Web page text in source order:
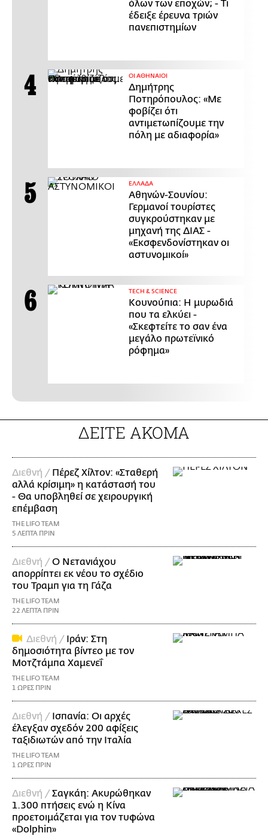
όλων των εποχών; - Τι
έδειξε έρευνα τριών
πανεπιστημίων
ΟΙ ΑΘΗΝΑΙΟΙ
Δημήτρης
Ποτηρόπουλος: «Με
φοβίζει ότι
αντιμετωπίζουμε την
πόλη με αδιαφορία»
ΕΛΛΑΔΑ
Αθηνών-Σουνίου:
Γερμανοί τουρίστες
συγκρούστηκαν με
μηχανή της ΔΙΑΣ -
«Εκσφενδονίστηκαν οι
αστυνομικοί»
ΤECH & SCIENCE
Κουνούπια: Η μυρωδιά
που τα ελκύει -
«Σκεφτείτε το σαν ένα
μεγάλο πρωτεϊνικό
ρόφημα»
ΔΕΙΤΕ ΑΚΟΜΑ
Διεθνή / Πέρεζ Χίλτον: «Σταθερή
αλλά κρίσιμη» η κατάστασή του
- Θα υποβληθεί σε χειρουργική
επέμβαση
THE LIFO TEAM
5 ΛΕΠΤΑ ΠΡΙΝ
Διεθνή / Ο Νετανιάχου
απορρίπτει εκ νέου το σχέδιο
του Τραμπ για τη Γάζα
THE LIFO TEAM
22 ΛΕΠΤΑ ΠΡΙΝ
Διεθνή / Ιράν: Στη
δημοσιότητα βίντεο με τον
Μοτζτάμπα Χαμενεΐ
THE LIFO TEAM
1 ΩΡΕΣ ΠΡΙΝ
Διεθνή / Ισπανία: Οι αρχές
έλεγξαν σχεδόν 200 αφίξεις
ταξιδιωτών από την Ιταλία
THE LIFO TEAM
1 ΩΡΕΣ ΠΡΙΝ
Διεθνή / Σαγκάη: Ακυρώθηκαν
1.300 πτήσεις ενώ η Κίνα
προετοιμάζεται για τον τυφώνα
«Dolphin»